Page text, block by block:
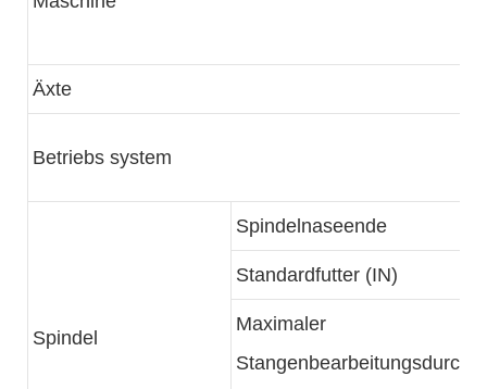
Äxte
Betriebs system
Spindel
Spindelnaseende
Standardfutter (IN)
Maximaler